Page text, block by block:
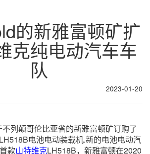
的新雅富顿矿扩
克纯电动汽车车
队
2023-01-20
列颠哥伦比亚省的新雅富顿矿订购了
LH518B电池电动装载机.新的电池电动汽
款山特维克LH518B，新雅富顿在2020